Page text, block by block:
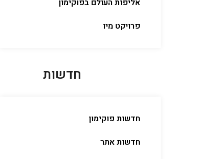
אליפות העולם בפוקימון
פרויקט מיו
חדשות
חדשות פוקימון
חדשות אתר